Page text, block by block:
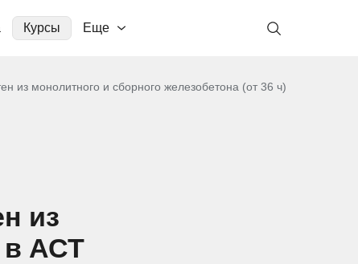
Курсы Еще
из монолитного и сборного железобетона (от 36 ч)
из
в АСТ